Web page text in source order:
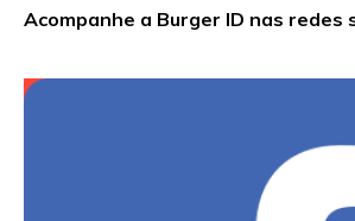
Acompanhe a Burger ID nas redes